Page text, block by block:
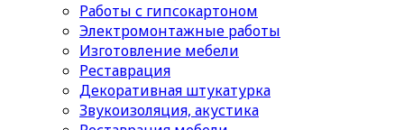
Работы с гипсокартоном
Электромонтажные работы
Изготовление мебели
Реставрация
Декоративная штукатурка
Звукоизоляция, акустика